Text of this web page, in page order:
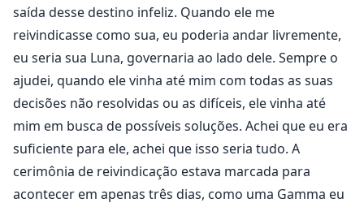
saída desse destino infeliz. Quando ele me
reivindicasse como sua, eu poderia andar livremente,
eu seria sua Luna, governaria ao lado dele. Sempre o
ajudei, quando ele vinha até mim com todas as suas
decisões não resolvidas ou as difíceis, ele vinha até
mim em busca de possíveis soluções. Achei que eu era
suficiente para ele, achei que isso seria tudo. A
cerimônia de reivindicação estava marcada para
acontecer em apenas três dias, como uma Gamma eu